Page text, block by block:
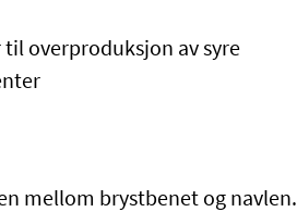
overproduksjon av syre
mellom brystbenet og navlen.